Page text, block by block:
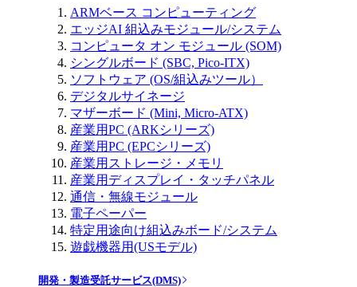
ARMベース コンピューティング
エッジAI 組込みモジュール/システム
コンピュータ オン モジュール (SOM)
シングルボード (SBC, Pico-ITX)
ソフトウェア (OS/組込みツール）
デジタルサイネージ
マザーボード (Mini, Micro-ATX)
産業用PC (ARKシリーズ)
産業用PC (EPCシリーズ)
産業用ストレージ・メモリ
産業用ディスプレイ・タッチパネル
通信・無線モジュール
電子ペーパー
特定用途向け組込みボード/システム
遊戯機器用(USモデル)
開発・製造受託サービス(DMS)